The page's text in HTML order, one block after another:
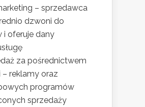
– sprzedawca
dzwoni do
i oferuje dany
za pośrednictwem
– reklamy oraz
programów
sprzedaży